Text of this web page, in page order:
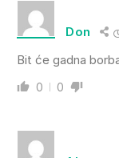
Don
Bit će gadna
0 0